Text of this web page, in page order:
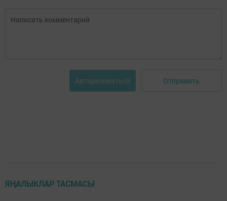
Авторизоваться Отправить
ЯҢАЛЫКЛАР ТАСМАСЫ